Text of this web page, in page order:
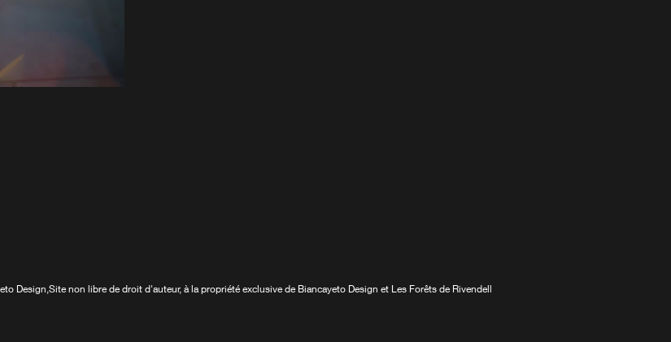
Design,Site non libre de droit d'auteur, à la propriété exclusive de Biancayeto Design et Les Forêts de Rivendell